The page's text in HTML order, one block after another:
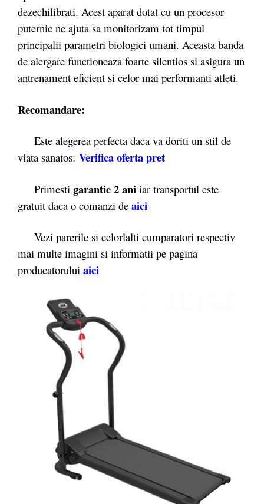
dezechilibrati. Acest aparat dotat cu un procesor
puternic ne ajuta sa monitorizam tot timpul
principalii parametri biologici umani. Aceasta banda
de alergare functioneaza foarte silentios si asigura un
antrenament eficient si celor mai performanti atleti.
Recomandare:
Este alegerea perfecta daca va doriti un stil de
viata sanatos: Verifica oferta pret
Primesti garantie 2 ani iar transportul este
gratuit daca o comanzi de aici
Vezi parerile si celorlalti cumparatori respectiv
mai multe imagini si informatii pe pagina
producatorului aici